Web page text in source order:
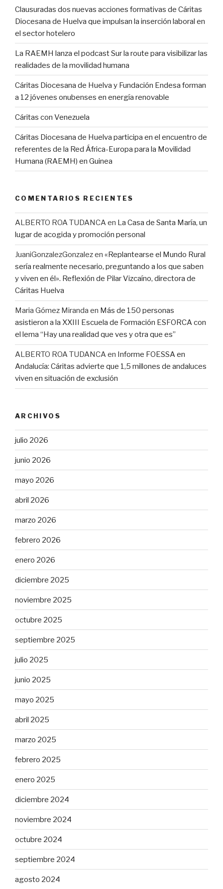
Clausuradas dos nuevas acciones formativas de Cáritas
Diocesana de Huelva que impulsan la inserción laboral en
el sector hotelero
La RAEMH lanza el podcast Sur la route para visibilizar las
realidades de la movilidad humana
Cáritas Diocesana de Huelva y Fundación Endesa forman
a 12 jóvenes onubenses en energía renovable
Cáritas con Venezuela
Cáritas Diocesana de Huelva participa en el encuentro de
referentes de la Red África-Europa para la Movilidad
Humana (RAEMH) en Guinea
COMENTARIOS RECIENTES
ALBERTO ROA TUDANCAen La Casa de Santa María, un
lugar de acogida y promoción personal
JuaniGonzalezGonzalezen «Replantearse el Mundo Rural
sería realmente necesario, preguntando a los que saben
y viven en él». Reflexión de Pilar Vizcaíno, directora de
Cáritas Huelva
Maria Gómez Miranda en Más de 150 personas
asistieron a la XXIII Escuela de Formación ESFORCA con
el lema “Hay una realidad que ves y otra que es”
ALBERTO ROA TUDANCAen Informe FOESSA en
Andalucía: Cáritas advierte que 1,5 millones de andaluces
viven en situación de exclusión
ARCHIVOS
julio 2026
junio 2026
mayo 2026
abril 2026
marzo 2026
febrero 2026
enero 2026
diciembre 2025
noviembre 2025
octubre 2025
septiembre 2025
julio 2025
junio 2025
mayo 2025
abril 2025
marzo 2025
febrero 2025
enero 2025
diciembre 2024
noviembre 2024
octubre 2024
septiembre 2024
agosto 2024